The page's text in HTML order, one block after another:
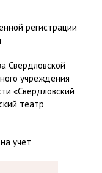
регистрации
Свердловской
учреждения
«Свердловский
театр
учет